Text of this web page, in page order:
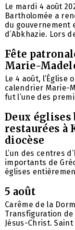
Le mardi 4 août
Bartholomée a
du gouvernement
d’Abkhazie. Lors
Fête
Marie-
Le 4 août, l’Église
calendrier Marie-
fut l’une des
Deux
restaurées à
diocèse
L’un des centres
importants de
églises
5 août
Carême de la
Transfiguration de
Jésus-Christ.